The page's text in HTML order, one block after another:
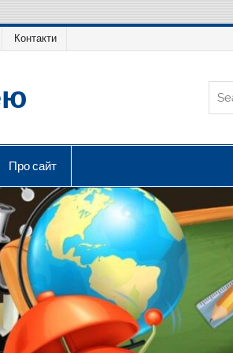
Контакти
Про сайт